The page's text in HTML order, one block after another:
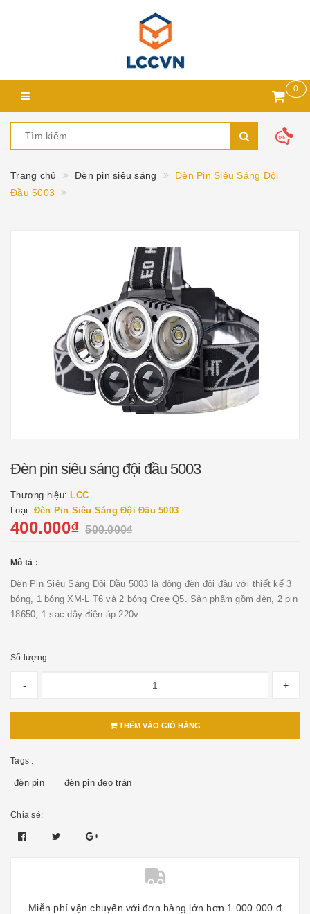
0
Trang chủ Đèn pin siêu sáng
Đèn Pin Siêu Sáng Đội
Đầu 5003
Đèn pin siêu sáng đội đầu 5003
Thương hiệu: LCC
Loại: Đèn Pin Siêu Sáng Đội Đầu 5003
400.000₫ 500.000₫
Mô tả :
Đèn Pin Siêu Sáng Đội Đầu 5003 là dòng đèn đội đầu với thiết kế 3
bóng, 1 bóng XM-L T6 và 2 bóng Cree Q5. Sản phẩm gồm đèn, 2 pin
18650, 1 sạc dây điện áp 220v.
Số lượng
- +
THÊM VÀO GIỎ HÀNG
Tags :
đèn pin đèn pin đeo trán
Chia sẻ:
Miễn phí vận chuyển với đơn hàng lớn hơn 1.000.000 đ